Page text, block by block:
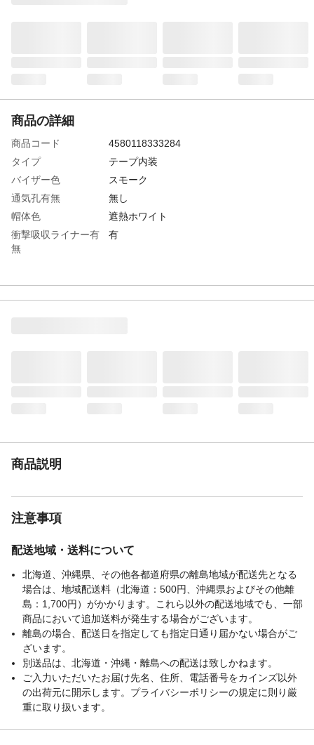
商品の詳細
商品コード
4580118333284
タイプ
テープ内装
バイザー色
スモーク
通気孔有無
無し
帽体色
遮熱ホワイト
衝撃吸収ライナー有
無
有
墜落時保護用
〇
生産国
日本
商品説明
注意事項
配送地域・送料について
北海道、沖縄県、その他各都道府県の離島地域が配送先となる
場合は、地域配送料（北海道：500円、沖縄県およびその他離
島：1,700円）がかかります。これら以外の配送地域でも、一部
商品において追加送料が発生する場合がございます。
離島の場合、配送日を指定しても指定日通り届かない場合がご
ざいます。
別送品は、北海道・沖縄・離島への配送は致しかねます。
ご入力いただいたお届け先名、住所、電話番号をカインズ以外
の出荷元に開示します。プライバシーポリシーの規定に則り厳
重に取り扱います。